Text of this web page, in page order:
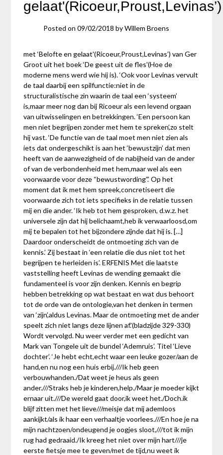
gelaat'(Ricoeur,Proust,Levinas’)
Posted on09/02/2018 byWillem Broens
met ‘Belofte en gelaat'(Ricoeur,Proust,Levinas’) van Ger
Groot uit het boek ‘De geest uit de fles'(Hoe de
moderne mens werd wie hij is). ‘Ook voor Levinas vervult
de taal daarbij een spilfunctie:niet in de
structuralistische zin waarin de taal een ‘systeem’
is,maar meer nog dan bij Ricoeur als een levend orgaan
van uitwisselingen en betrekkingen. ‘Een persoon kan
men niet begrijpen zonder met hem te spreken’,zo stelt
hij vast. ‘De functie van de taal moet men niet zien als
iets dat ondergeschikt is aan het ‘bewustzijn’ dat men
heeft van de aanwezigheid of de nabijheid van de ander
of van de verbondenheid met hem,maar wel als een
voorwaarde voor deze “bewustwording”.’ Op het
moment dat ik met hem spreek,concretiseert die
voorwaarde zich tot iets specifieks in de relatie tussen
mij en die ander. ‘Ik heb tot hem gesproken, d.w.z. het
universele zijn dat hij belichaamt,heb ik verwaarloosd,om
mij te bepalen tot het bijzondere zijnde dat hij is. […]
Daardoor onderscheidt de ontmoeting zich van de
kennis.’ Zij bestaat in ‘een relatie die dus niet tot het
begrijpen te herleiden is’. ERFENIS Met die laatste
vaststelling heeft Levinas de wending gemaakt die
fundamenteel is voor zijn denken. Kennis en begrip
hebben betrekking op wat bestaat en wat dus behoort
tot de orde van de ontologie,van het denken in termen
van ‘zijn’,aldus Levinas. Maar de ontmoeting met de ander
speelt zich niet langs deze lijnen af.'(bladzijde 329-330)
Wordt vervolgd. Nu weer verder met een gedicht van
Mark van Tongele uit de bundel ‘Ademruis’. Titel ‘Lieve
dochter’. ‘Je hebt echt,echt waar een leuke gozer/aan de
hand,en nu nog een huis erbij.///Ik heb geen
verbouwhanden./Dat weet je heus als geen
ander.///Straks heb je kinderen,help./Maar je moeder kijkt
ernaar uit.///De wereld gaat door,ik weet het./Doch.ik
blijf zitten met het lieve///meisje dat mij ademloos
aankijkt/als ik haar een verhaaltje voorlees.///En hoe je na
mijn nachtzoen/ondeugend je oogjes sloot,///tot ik mijn
rug had gedraaid./Ik kreeg het niet over mijn hart///je
eerste fietsje mee te geven/met de tijd,nu weet ik